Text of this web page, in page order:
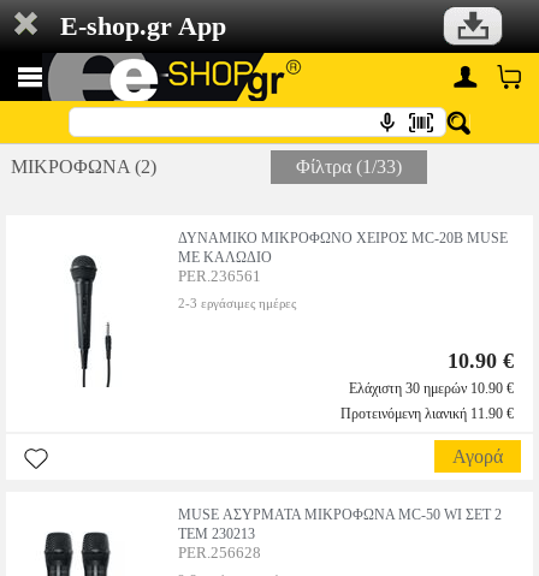
E-shop.gr App
ΜΙΚΡΟΦΩΝΑ (2) Φίλτρα (1/33)
ΔΥΝΑΜΙΚΟ ΜΙΚΡΟΦΩΝΟ ΧΕΙΡΟΣ MC-20B MUSE
ΜΕ ΚΑΛΩΔΙΟ
PER.236561
2-3 εργάσιμες ημέρες
10.90 €
Ελάχιστη 30 ημερών 10.90 €
Προτεινόμενη λιανική 11.90 €
Αγορά
MUSE ΑΣΥΡΜΑΤΑ ΜΙΚΡΟΦΩΝΑ MC-50 WI ΣΕΤ 2
ΤΕΜ 230213
PER.256628